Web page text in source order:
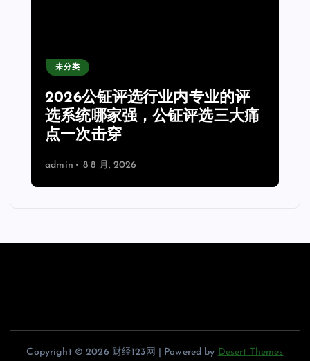
未分类
2026公钲评选行业内专业的评
选系统哪家强，公钲评选三大痛
点一次击穿
admin 8 8 月, 2026
Copyright © 2026 财经123网 | Powered by Desert Themes